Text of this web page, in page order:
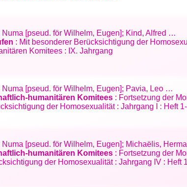
[pseud. för Wilhelm, Eugen]; Kind, Alfred …
: Mit besonderer Berücksichtigung der
Komitees : IX. Jahrgang
[pseud. för Wilhelm, Eugen]; Pavia, Leo …
humanitären Komitees : Fortsetzung der
der Homosexualität : Jahrgang I : Heft
[pseud. för Wilhelm, Eugen]; Michaëlis,
humanitären Komitees : Fortsetzung der
der Homosexualität : Jahrgang IV : Heft